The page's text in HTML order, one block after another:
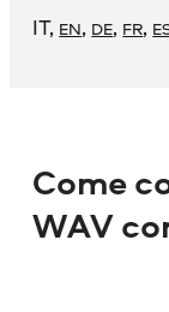
IT, EN, DE, FR,
Come
WAV